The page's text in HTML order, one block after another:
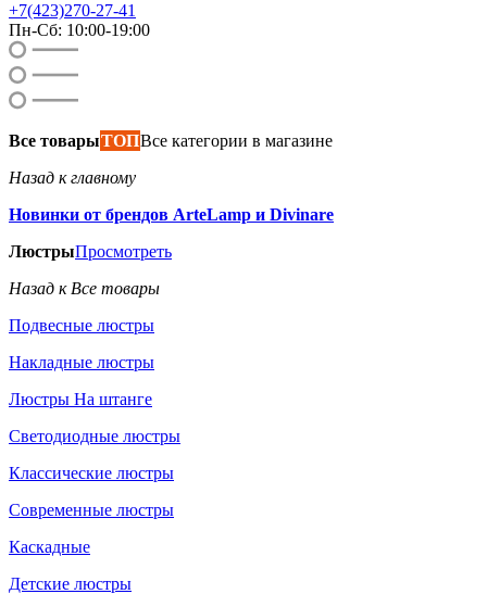
+7(423)270-27-41
Пн-Сб: 10:00-19:00
Все товарыТОПВсе категории в магазине
Назад к главному
Новинки от брендов ArteLamp и Divinare
ЛюстрыПросмотреть
Назад к Все товары
Подвесные люстры
Накладные люстры
Люстры На штанге
Светодиодные люстры
Классические люстры
Современные люстры
Каскадные
Детские люстры